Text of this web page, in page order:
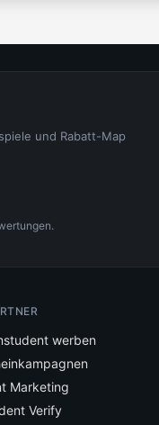
und Rabatt-Map
werben
Marketing
Verify